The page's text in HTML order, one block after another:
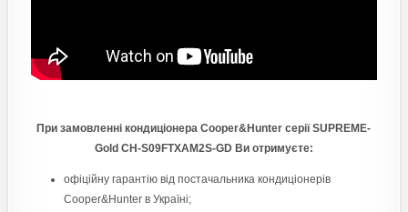
При замовленні кондиціонера Cooper&Hunter серії SUPREME-
Gold CH-S09FTXAM2S-GD Ви отримуєте:
офіційну гарантію від постачальника кондиціонерів
Cooper&Hunter в Україні;